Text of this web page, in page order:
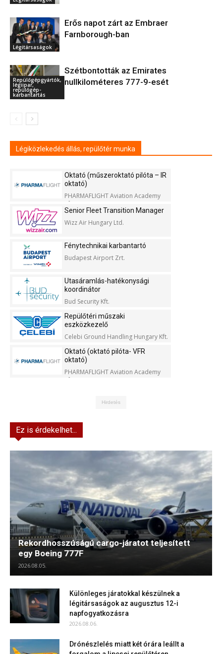
Légitársaságok
Erős napot zárt az Embraer
Farnborough-ban
Repülőgépgyártók,
légiipar,
repülőgép-
karbantartás
Szétbontották az Emirates
nullkilométeres 777-9-esét
Légiközlekedés állás, repülőtér munka
Oktató (műszeroktató pilóta – IR
oktató)
PHARMAFLIGHT Aviation Academy
Kft.
Senior Fleet Transition Manager
Wizz Air Hungary Ltd.
Fénytechnikai karbantartó
Budapest Airport Zrt.
Utasáramlás-hatékonysági
koordinátor
Bud Security Kft.
Repülőtéri műszaki
eszközkezelő
Celebi Ground Handling Hungary Kft.
Oktató (oktató pilóta- VFR
oktató)
PHARMAFLIGHT Aviation Academy
Kft.
Hirdetés
Ez is érdekelhet...
Rekordhosszúságú cargo-járatot teljesített
egy Boeing 777F
2026.08.05.
Különleges járatokkal készülnek a
légitársaságok az augusztus 12-i
napfogyatkozásra
2026.08.06.
Drónészlelés miatt két órára leállt a